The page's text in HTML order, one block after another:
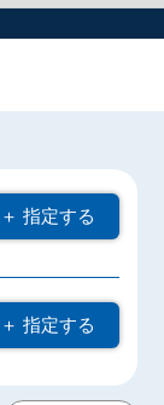
＋ 指定する
＋ 指定する